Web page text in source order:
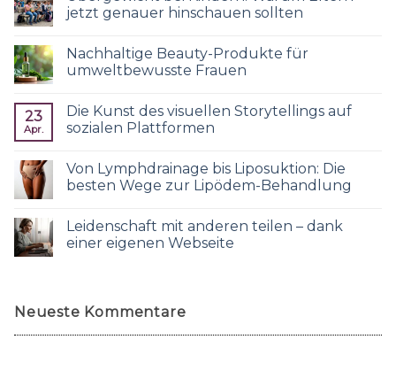
jetzt genauer hinschauen sollten
Nachhaltige Beauty-Produkte für
umweltbewusste Frauen
23
Apr.
Die Kunst des visuellen Storytellings auf
sozialen Plattformen
Von Lymphdrainage bis Liposuktion: Die
besten Wege zur Lipödem-Behandlung
Leidenschaft mit anderen teilen – dank
einer eigenen Webseite
Neueste Kommentare